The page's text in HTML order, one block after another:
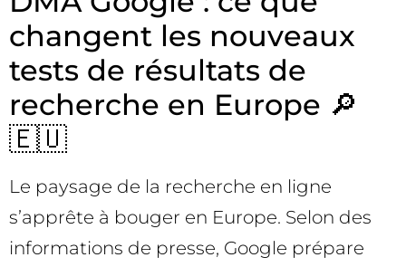
changent les nouveaux
tests de résultats de
recherche en Europe 🔎
🇪🇺
Le paysage de la recherche en ligne
s’apprête à bouger en Europe. Selon des
informations de presse, Google prépare